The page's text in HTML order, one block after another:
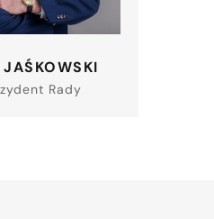
JAŚKOWSKI
Rady